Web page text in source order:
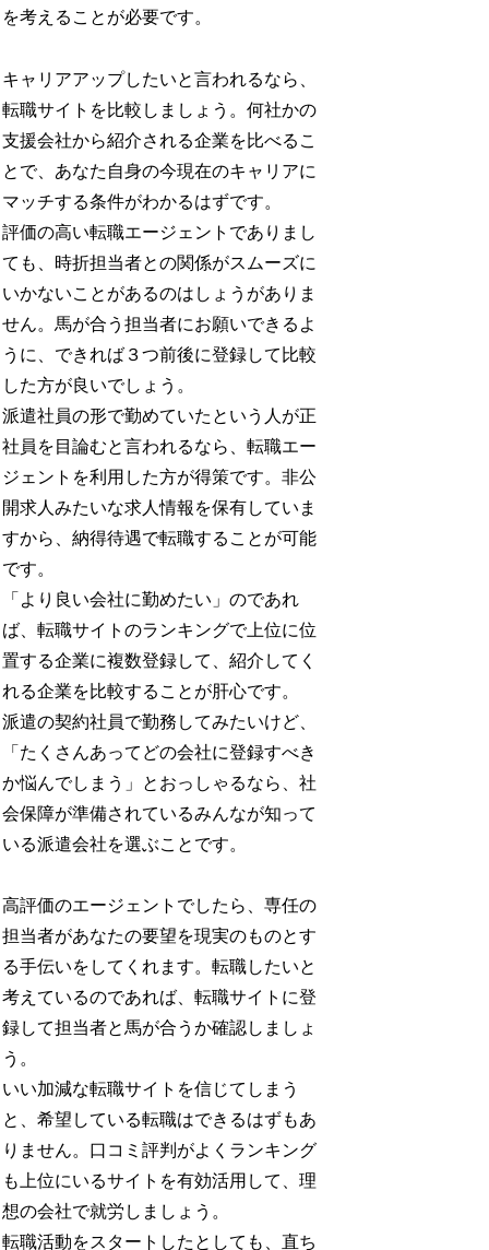
を考えることが必要です。
キャリアアップしたいと言われるなら、
転職サイトを比較しましょう。何社かの
支援会社から紹介される企業を比べるこ
とで、あなた自身の今現在のキャリアに
マッチする条件がわかるはずです。
評価の高い転職エージェントでありまし
ても、時折担当者との関係がスムーズに
いかないことがあるのはしょうがありま
せん。馬が合う担当者にお願いできるよ
うに、できれば３つ前後に登録して比較
した方が良いでしょう。
派遣社員の形で勤めていたという人が正
社員を目論むと言われるなら、転職エー
ジェントを利用した方が得策です。非公
開求人みたいな求人情報を保有していま
すから、納得待遇で転職することが可能
です。
「より良い会社に勤めたい」のであれ
ば、転職サイトのランキングで上位に位
置する企業に複数登録して、紹介してく
れる企業を比較することが肝心です。
派遣の契約社員で勤務してみたいけど、
「たくさんあってどの会社に登録すべき
か悩んでしまう」とおっしゃるなら、社
会保障が準備されているみんなが知って
いる派遣会社を選ぶことです。
高評価のエージェントでしたら、専任の
担当者があなたの要望を現実のものとす
る手伝いをしてくれます。転職したいと
考えているのであれば、転職サイトに登
録して担当者と馬が合うか確認しましょ
う。
いい加減な転職サイトを信じてしまう
と、希望している転職はできるはずもあ
りません。口コミ評判がよくランキング
も上位にいるサイトを有効活用して、理
想の会社で就労しましょう。
転職活動をスタートしたとしても、直ち